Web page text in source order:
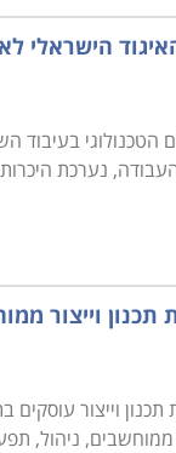
הטכנולוגי
נערכת
וייצור
וייצור עוסקים
ממוחשבים, ניהול,